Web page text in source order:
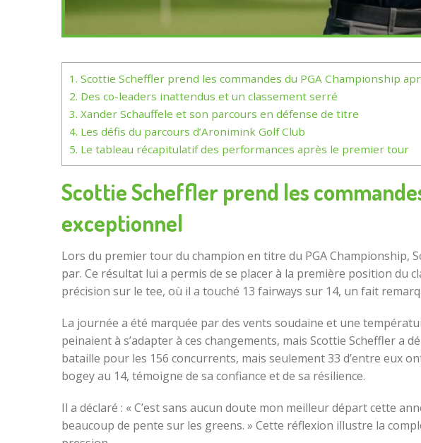
1. Scottie Scheffler prend les commandes du PGA Championship
2. Des co-leaders inattendus et un classement serré
3. Xander Schauffele et son parcours en défense de titre
4. Les défis du parcours d’Aronimink Golf Club
5. Le tableau récapitulatif des performances après le premier tour
Scottie Scheffler prend les
exceptionnel
Lors du premier tour du champion en titre du PGA Championship,
par. Ce résultat lui a permis de se placer à la première position du
précision sur le tee, où il a touché 13 fairways sur 14, un fait
La journée a été marquée par des vents soudaine et une
peinaient à s’adapter à ces changements, mais Scottie Scheffler
bataille pour les 156 concurrents, mais seulement 33 d’entre eux
bogey au 14, témoigne de sa confiance et de sa résilience.
Il a déclaré : « C’est sans aucun doute mon meilleur départ cette
beaucoup de pente sur les greens. » Cette réflexion illustre la